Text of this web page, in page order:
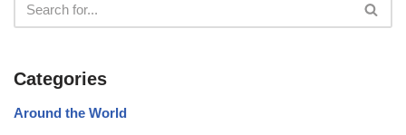
Categories
Around the World